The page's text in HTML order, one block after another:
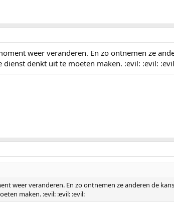
weer veranderen. En zo ontnemen ze
denkt uit te moeten maken. :evil: :evil:
weer veranderen. En zo ontnemen ze anderen de
maken. :evil: :evil: :evil: